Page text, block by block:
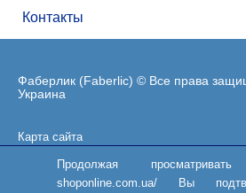
Контакты
Фаберлик (Faberlic) © Все права
Украина
Карта сайта
Продолжая просматривать
shoponline.com.ua/ Вы